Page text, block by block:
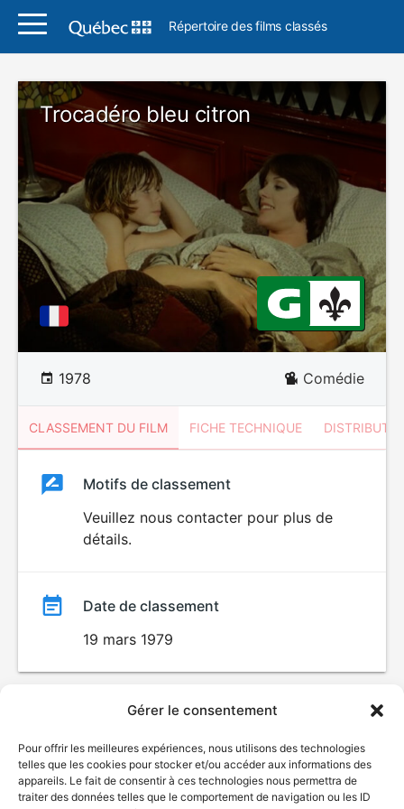
Gérer le consentement
Pour offrir les meilleures expériences, nous utilisons des technologies
telles que les cookies pour stocker et/ou accéder aux informations des
appareils. Le fait de consentir à ces technologies nous permettra de
traiter des données telles que le comportement de navigation ou les ID
Répertoire des films classés
Trocadéro bleu citron
1978 Comédie
CLASSEMENT DU FILM FICHE TECHNIQUE
ClassementClassement
Motifs de classement
Veuillez nous contacter pour plus de
détails.
Date de classement
19 mars 1979